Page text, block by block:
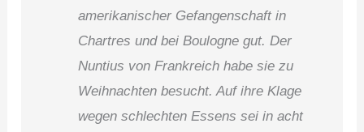
amerikanischer Gefangenschaft in
Chartres und bei Boulogne gut. Der
Nuntius von Frankreich habe sie zu
Weihnachten besucht. Auf ihre Klage
wegen schlechten Essens sei in acht